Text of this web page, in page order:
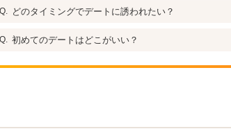
どのタイミングでデートに誘われたい？
初めてのデートはどこがいい？